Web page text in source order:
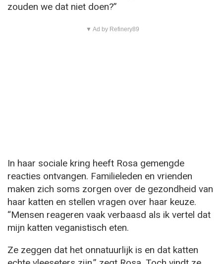
zouden we dat niet doen?”
▼ Ad by Refinery89
In haar sociale kring heeft Rosa gemengde
reacties ontvangen. Familieleden en vrienden
maken zich soms zorgen over de gezondheid van
haar katten en stellen vragen over haar keuze.
“Mensen reageren vaak verbaasd als ik vertel dat
mijn katten veganistisch eten.
Ze zeggen dat het onnatuurlijk is en dat katten